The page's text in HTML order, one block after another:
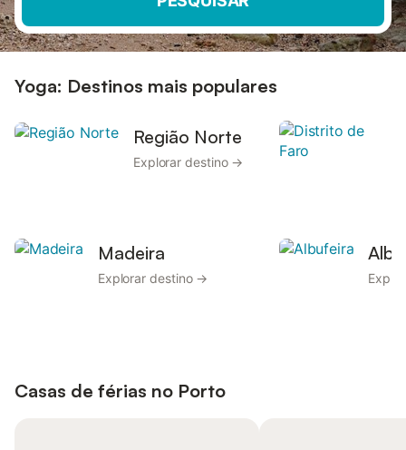
Yoga: Destinos mais populares
Região Norte
Explorar destino →
Madeira
Explorar destino →
Casas de férias no Porto